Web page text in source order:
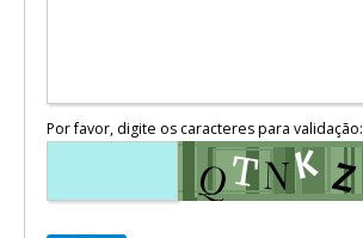
Por favor, digite os caracteres para validação: